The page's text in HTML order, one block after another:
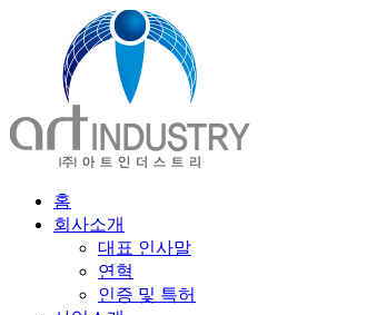
홈
회사소개
대표 인사말
연혁
인증 및 특허